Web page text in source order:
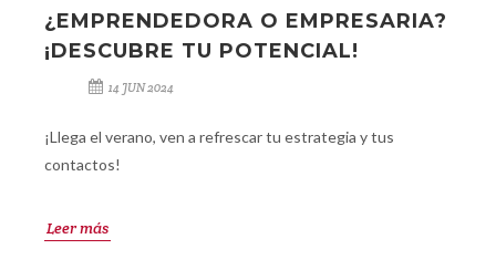
¿EMPRENDEDORA O EMPRESARIA?
¡DESCUBRE TU POTENCIAL!
14 JUN 2024
¡Llega el verano, ven a refrescar tu estrategia y tus
contactos!
Leer más